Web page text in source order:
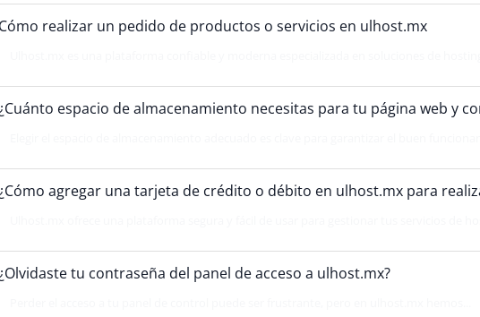
Cómo realizar un pedido de productos o servicios en ulhost.mx
espacio de almacenamiento necesitas para tu página web y
agregar una tarjeta de crédito o débito en ulhost.mx para
tu contraseña del panel de acceso a ulhost.mx?